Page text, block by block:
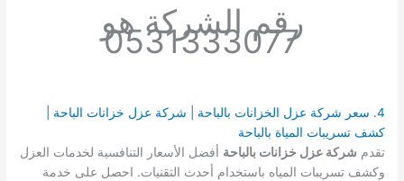
رقم الشركة هو
0531333077
4. سعر شركة عزل الخزانات بالباحة | شركة عزل خزانات الباحة |
كشف تسريبات المياة بالباحة
تقدم شركة عزل خزانات بالباحة أفضل الأسعار التنافسية لخدمات العزل
وكشف تسريبات المياه باستخدام أحدث التقنيات. احصل على خدمة